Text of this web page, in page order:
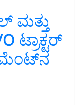
ಮತ್ತು
ಟ್ರಾಕ್ಟರ್